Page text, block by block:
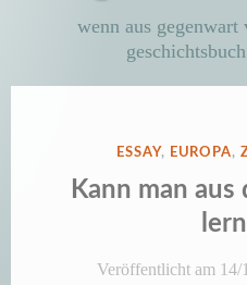
wenn aus
ESSAY, EUROPA,
Kann man
Veröffentlicht am 14/